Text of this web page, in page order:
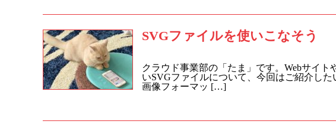
SVGファイルを使いこなそう
クラウド事業部の「たま」です。Webサイ
いSVGファイルについて、今回はご紹介した
画像フォーマッ […]